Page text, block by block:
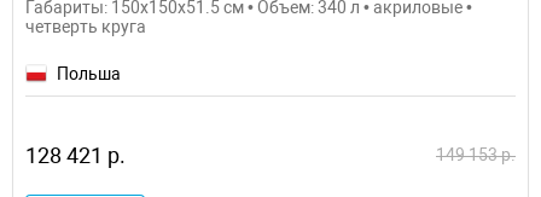
Габариты: 150x150x51.5 см • Объем: 340 л • акриловые •
четверть круга
Польша
128 421 р. 149 153 р.